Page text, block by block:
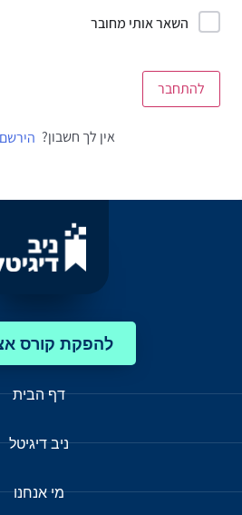
השאר אותי מחובר
להתחבר
אין לך חשבון?
להפקת קורס
דף הבית
ניב דיגיטל
מי אנחנו